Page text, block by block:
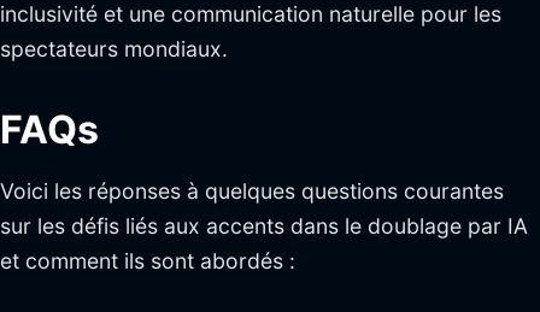
inclusivité et une communication naturelle pour les
spectateurs mondiaux.
FAQs
Voici les réponses à quelques questions courantes
sur les défis liés aux accents dans le doublage par IA
et comment ils sont abordés :